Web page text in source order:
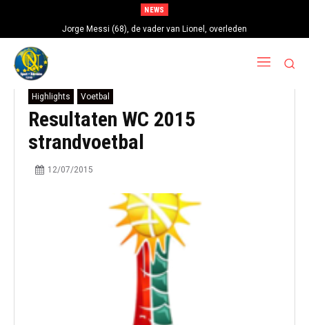
NEWS
Jorge Messi (68), de vader van Lionel, overleden
Highlights Voetbal
Resultaten WC 2015
strandvoetbal
12/07/2015